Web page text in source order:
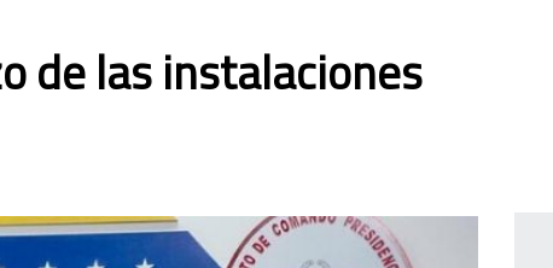
de las instalaciones